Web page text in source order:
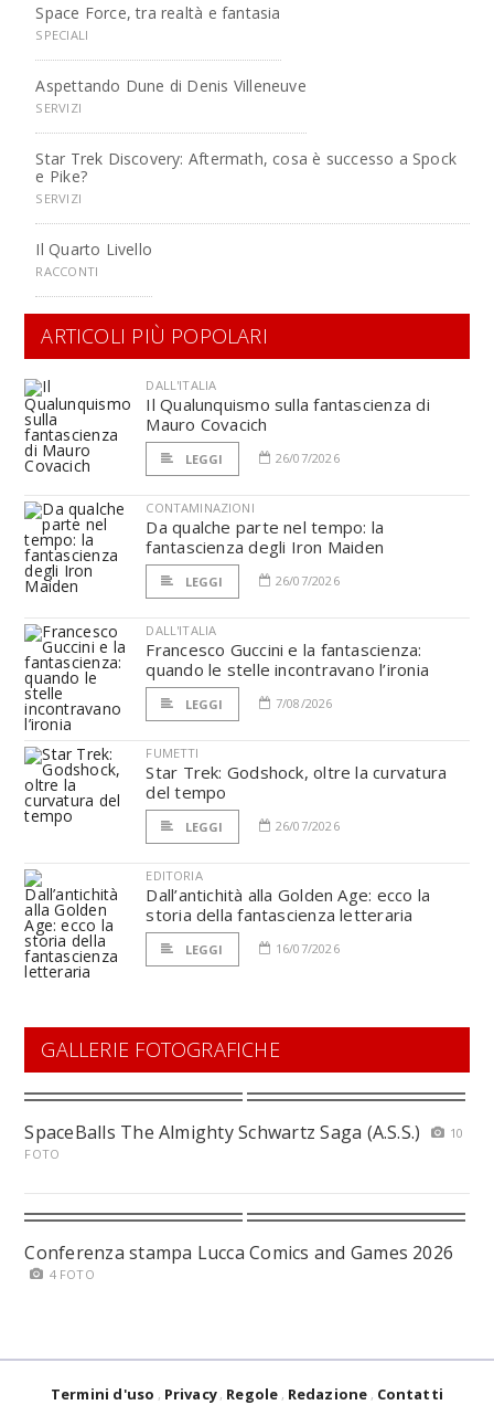
Space Force, tra realtà e fantasia
SPECIALI
Aspettando Dune di Denis Villeneuve
SERVIZI
Star Trek Discovery: Aftermath, cosa è successo a Spock
e Pike?
SERVIZI
Il Quarto Livello
RACCONTI
ARTICOLI PIÙ POPOLARI
DALL'ITALIA
Il Qualunquismo sulla fantascienza di
Mauro Covacich
LEGGI 26/07/2026
CONTAMINAZIONI
Da qualche parte nel tempo: la
fantascienza degli Iron Maiden
LEGGI 26/07/2026
DALL'ITALIA
Francesco Guccini e la fantascienza:
quando le stelle incontravano l’ironia
LEGGI 7/08/2026
FUMETTI
Star Trek: Godshock, oltre la curvatura
del tempo
LEGGI 26/07/2026
EDITORIA
Dall’antichità alla Golden Age: ecco la
storia della fantascienza letteraria
LEGGI 16/07/2026
GALLERIE FOTOGRAFICHE
SpaceBalls The Almighty Schwartz Saga (A.S.S.)
10
FOTO
Conferenza stampa Lucca Comics and Games 2026
4 FOTO
Termini d'uso Privacy Regole Redazione Contatti